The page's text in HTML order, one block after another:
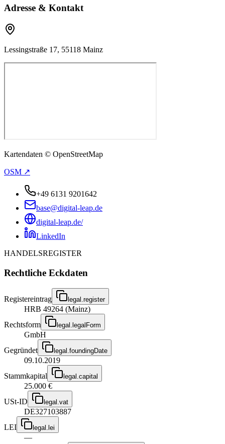
Adresse & Kontakt
Lessingstraße 17, 55118 Mainz
Kartendaten © OpenStreetMap
OSM ↗
+49 6131 9201642
base@digital-leap.de
digital-leap.de/
LinkedIn
HANDELSREGISTER
Rechtliche Eckdaten
Registereintrag legal.register
HRB 49264 (Mainz)
Rechtsform
legal.legalForm
GmbH
Gegründet
legal.foundingDate
09.10.2019
Stammkapital
legal.capital
25.000 €
USt-ID
legal.vat
DE327103887
LEI
legal.lei
—